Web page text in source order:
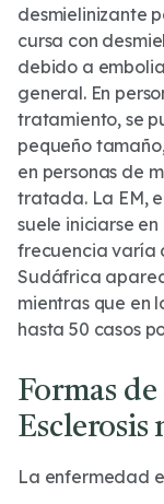
desmielinizante
cursa con
debido a
general. En
tratamiento, se
pequeño
en personas de
tratada. La EM,
suele iniciarse
frecuencia varía
Sudáfrica
mientras que en
hasta 50 casos
Formas
La enfermedad